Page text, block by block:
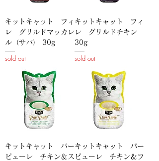
キットキャット フィ
レ グリルドマッカレ
ル（サバ） 30g
sold out
キットキャット フィ
レ グリルドチキン
30g
sold out
キットキャット パー
ピューレ チキン＆ス
キットキャット パー
ピューレ チキン＆フ